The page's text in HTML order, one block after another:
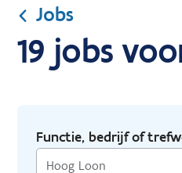
Jobs
19 jobs
Functie, bedrijf of